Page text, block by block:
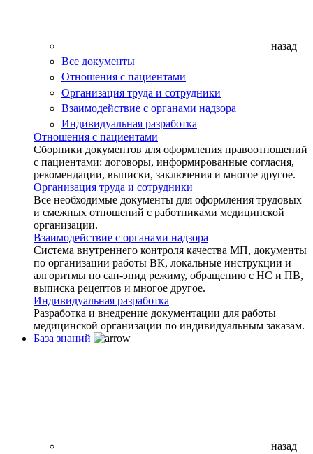
назад
Все документы
Отношения с пациентами
Организация труда и сотрудники
Взаимодействие с органами надзора
Индивидуальная разработка
Отношения с пациентами
Сборники документов для оформления правоотношений
с пациентами: договоры, информированные согласия,
рекомендации, выписки, заключения и многое другое.
Организация труда и сотрудники
Все необходимые документы для оформления трудовых
и смежных отношений с работниками медицинской
организации.
Взаимодействие с органами надзора
Система внутреннего контроля качества МП, документы
по организации работы ВК, локальные инструкции и
алгоритмы по сан-эпид режиму, обращению с НС и ПВ,
выписка рецептов и многое другое.
Индивидуальная разработка
Разработка и внедрение документации для работы
медицинской организации по индивидуальным заказам.
База знаний
назад